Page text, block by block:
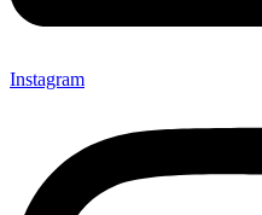
Instagram